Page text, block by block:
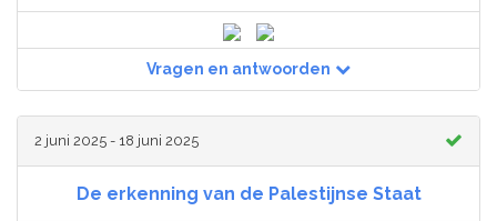
Vragen en antwoorden
2 juni 2025 - 18 juni 2025
De erkenning van de Palestijnse Staat